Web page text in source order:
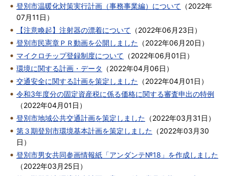
登別市温暖化対策実行計画（事務事業編）について （2022年
07月11日 ）
【注意喚起】注射器の漂着について （2022年06月23日 ）
登別市民憲章ＰＲ動画を公開しました （2022年06月20日 ）
マイクロチップ登録制度について （2022年06月01日 ）
環境に関する計画・データ
（2022年04月06日 ）
交通安全に関する計画を策定しました （2022年04月01日 ）
令和3年度分の固定資産税に係る価格に関する審査申出の特例
（2022年04月01日 ）
登別市地域公共交通計画を策定しました （2022年03月31日 ）
第３期登別市環境基本計画を策定しました （2022年03月30
日 ）
登別市男女共同参画情報紙「アンダンテ№18」を作成しました
（2022年03月25日 ）